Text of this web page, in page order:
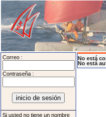
Correo :
Contraseña :
Si usted no tiene un nombre
No está
No está